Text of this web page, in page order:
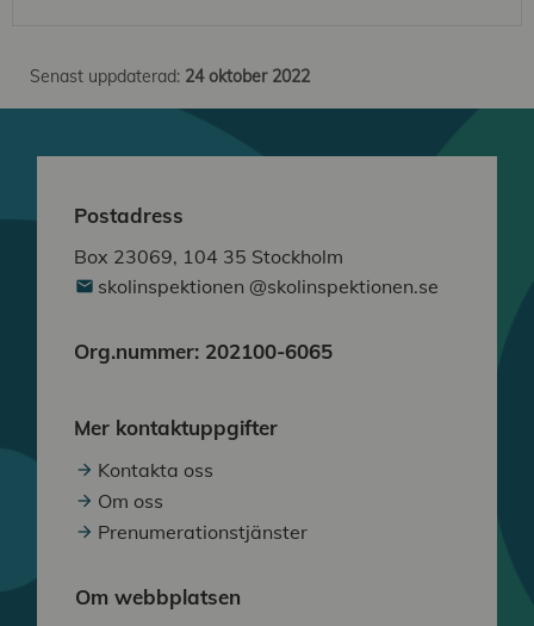
Senast uppdaterad: 24 oktober 2022
Postadress
Box 23069, 104 35 Stockholm
skolinspektionen @skolinspektionen.se
Org.nummer: 202100-6065
Mer kontaktuppgifter
Kontakta oss
Om oss
Prenumerationstjänster
Om webbplatsen